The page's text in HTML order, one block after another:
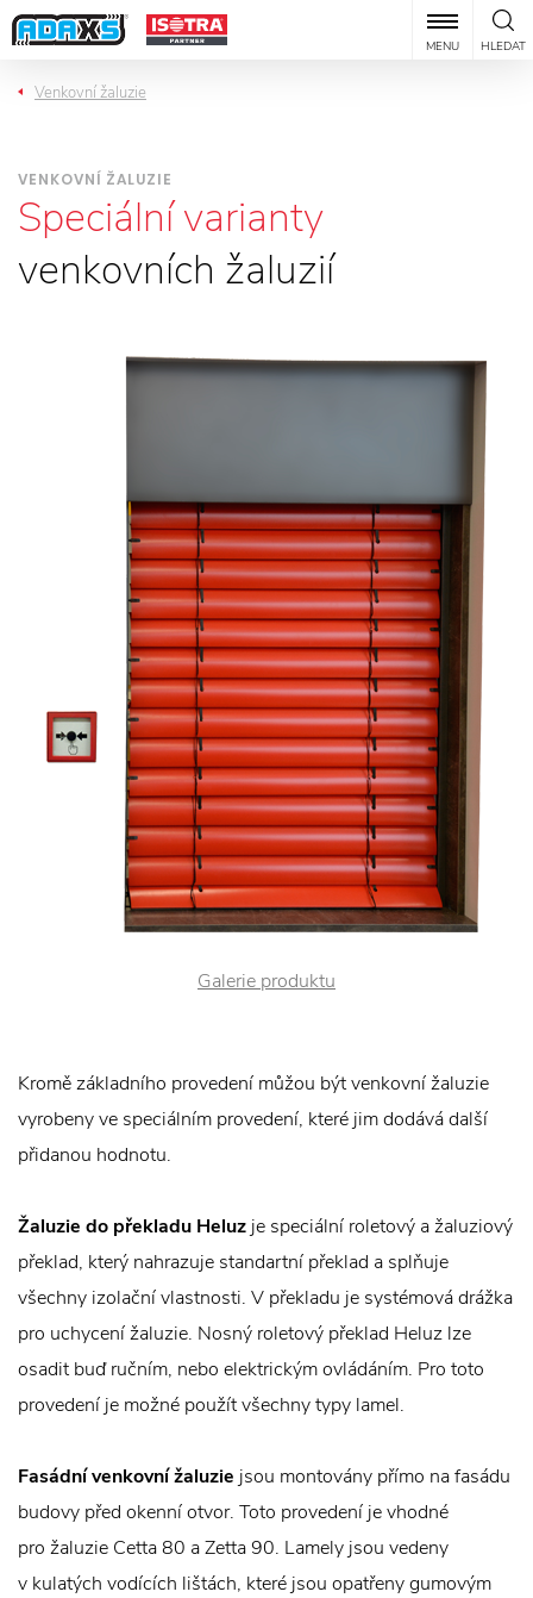
HLEDAT
MENU
Venkovní žaluzie
VENKOVNÍ ŽALUZIE
Speciální varianty
venkovních žaluzií
Galerie produktu
Kromě základního provedení můžou být venkovní žaluzie
vyrobeny ve speciálním provedení, které jim dodává další
přidanou hodnotu.
Žaluzie do překladu Heluz je speciální roletový a žaluziový
překlad, který nahrazuje standartní překlad a splňuje
všechny izolační vlastnosti. V překladu je systémová drážka
pro uchycení žaluzie. Nosný roletový překlad Heluz lze
osadit buď ručním, nebo elektrickým ovládáním. Pro toto
provedení je možné použít všechny typy lamel.
Fasádní venkovní žaluzie jsou montovány přímo na fasádu
budovy před okenní otvor. Toto provedení je vhodné
pro žaluzie Cetta 80 a Zetta 90. Lamely jsou vedeny
v kulatých vodících lištách, které jsou opatřeny gumovým